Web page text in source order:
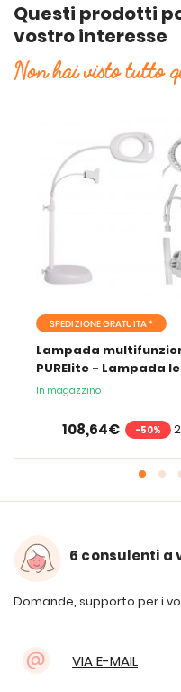
Questi prodotti
vostro interesse
Non hai visto tutto
SPEDIZIONE GRATUITA *
Lampada
PURElite - Lampada
in 1
In magazzino
108,64€ -50%
6 consulenti a
Domande, supporto per i
VIA E-MAIL